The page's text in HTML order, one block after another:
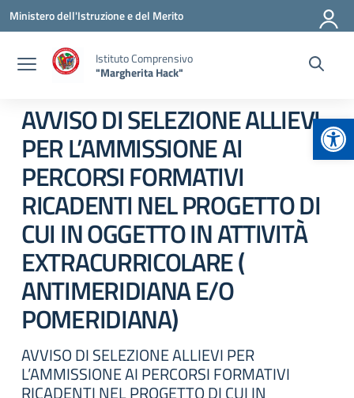
Vai ai contenuti
Vai al menu di navigazione
Vai al footer
Ministero dell'Istruzione e del Merito
Istituto Comprensivo
"Margherita Hack"
AVVISO DI SELEZIONE ALLIEVI
PER L’AMMISSIONE AI
PERCORSI FORMATIVI
RICADENTI NEL PROGETTO DI
CUI IN OGGETTO IN ATTIVITÀ
EXTRACURRICOLARE (
ANTIMERIDIANA E/O
POMERIDIANA)
AVVISO DI SELEZIONE ALLIEVI PER
L’AMMISSIONE AI PERCORSI FORMATIVI
RICADENTI NEL PROGETTO DI CUI IN